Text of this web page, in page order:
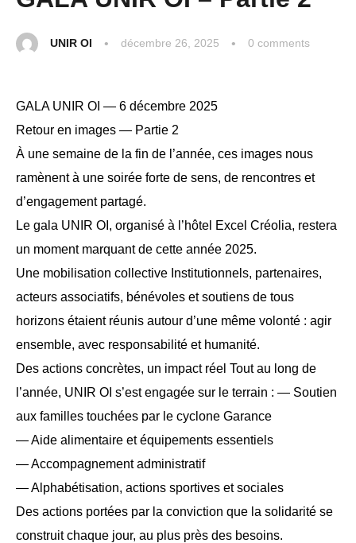
UNIR OI décembre 26, 2025 0 comments
GALA UNIR OI — 6 décembre 2025
Retour en images — Partie 2
À une semaine de la fin de l’année, ces images nous
ramènent à une soirée forte de sens, de rencontres et
d’engagement partagé.
Le gala UNIR OI, organisé à l’hôtel Excel Créolia, restera
un moment marquant de cette année 2025.
Une mobilisation collective Institutionnels, partenaires,
acteurs associatifs, bénévoles et soutiens de tous
horizons étaient réunis autour d’une même volonté : agir
ensemble, avec responsabilité et humanité.
Des actions concrètes, un impact réel Tout au long de
l’année, UNIR OI s’est engagée sur le terrain : — Soutien
aux familles touchées par le cyclone Garance
— Aide alimentaire et équipements essentiels
— Accompagnement administratif
— Alphabétisation, actions sportives et sociales
Des actions portées par la conviction que la solidarité se
construit chaque jour, au plus près des besoins.